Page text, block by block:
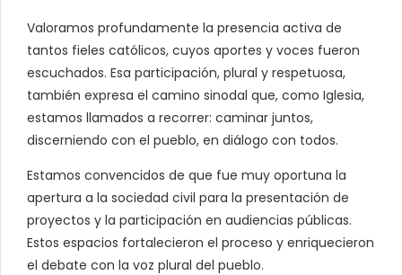
Valoramos profundamente la presencia activa de
tantos fieles católicos, cuyos aportes y voces fueron
escuchados. Esa participación, plural y respetuosa,
también expresa el camino sinodal que, como Iglesia,
estamos llamados a recorrer: caminar juntos,
discerniendo con el pueblo, en diálogo con todos.
Estamos convencidos de que fue muy oportuna la
apertura a la sociedad civil para la presentación de
proyectos y la participación en audiencias públicas.
Estos espacios fortalecieron el proceso y enriquecieron
el debate con la voz plural del pueblo.